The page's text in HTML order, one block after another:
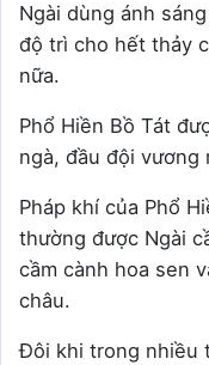
Ngài dùng ánh
độ trì cho hết thảy
nữa.
Phổ Hiền Bồ Tát
ngà, đầu đội vương
Pháp khí của Phổ
thường được Ngài
cầm cành hoa sen
châu.
Đôi khi trong nhiều